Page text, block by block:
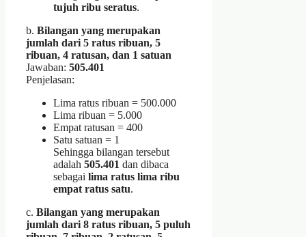
tujuh ribu seratus.
b. Bilangan yang merupakan
jumlah dari 5 ratus ribuan, 5
ribuan, 4 ratusan, dan 1 satuan
Jawaban: 505.401
Penjelasan:
Lima ratus ribuan = 500.000
Lima ribuan = 5.000
Empat ratusan = 400
Satu satuan = 1
Sehingga bilangan tersebut
adalah 505.401 dan dibaca
sebagai lima ratus lima ribu
empat ratus satu.
c. Bilangan yang merupakan
jumlah dari 8 ratus ribuan, 5 puluh